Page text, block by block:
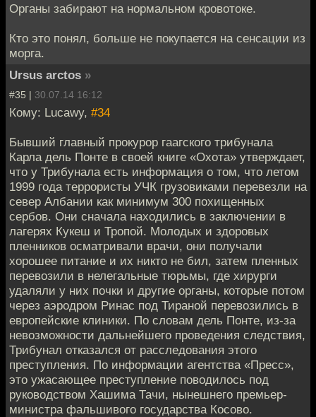
Органы забирают на нормальном кровотоке.
Кто это понял, больше не покупается на сенсации из
морга.
Ursus arctos »
#35 | 30.07.14 16:12
Кому: Lucawy, #34
Бывший главный прокурор гаагского трибунала
Карла дель Понте в своей книге «Охота» утверждает,
что у Трибунала есть информация о том, что летом
1999 года террористы УЧК грузовиками перевезли на
север Албании как минимум 300 похищенных
сербов. Они сначала находились в заключении в
лагерях Кукеш и Тропой. Молодых и здоровых
пленников осматривали врачи, они получали
хорошее питание и их никто не бил, затем пленных
перевозили в нелегальные тюрьмы, где хирурги
удаляли у них почки и другие органы, которые потом
через аэродром Ринас под Тираной перевозились в
европейские клиники. По словам дель Понте, из-за
невозможности дальнейшего проведения следствия,
Трибунал отказался от расследования этого
преступления. По информации агентства «Пресс»,
это ужасающее преступление поводилось под
руководством Хашима Тачи, нынешнего премьер-
министра фальшивого государства Косово.